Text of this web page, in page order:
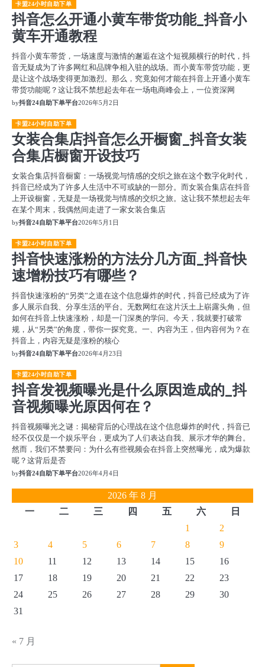
卡盟24小时自助下单
抖音怎么开通小黄车带货功能_抖音小
黄车开通教程
抖音小黄车带货，一场速度与激情的邂逅在这个短视频横行的时代，抖
音无疑成为了许多网红和品牌争相入驻的战场。而小黄车带货功能，更
是让这个战场变得更加激烈。那么，究竟如何才能在抖音上开通小黄车
带货功能呢？这让我不禁想起去年在一场电商峰会上，一位资深网
by抖音24自助下单平台2026年5月2日
卡盟24小时自助下单
女装合集店抖音怎么开橱窗_抖音女装
合集店橱窗开设技巧
女装合集店抖音橱窗：一场视觉与情感的交织之旅在这个数字化时代，
抖音已经成为了许多人生活中不可或缺的一部分。而女装合集店在抖音
上开设橱窗，无疑是一场视觉与情感的交织之旅。这让我不禁想起去年
在某个周末，我偶然间走进了一家女装合集店
by抖音24自助下单平台2026年5月1日
卡盟24小时自助下单
抖音快速涨粉的方法分几方面_抖音快
速增粉技巧有哪些？
抖音快速涨粉的“另类”之道在这个信息爆炸的时代，抖音已经成为了许
多人展示自我、分享生活的平台。无数网红在这片沃土上崭露头角，但
如何在抖音上快速涨粉，却是一门深奥的学问。今天，我就要打破常
规，从“另类”的角度，带你一探究竟。一、内容为王，但内容何为？在
抖音上，内容无疑是涨粉的核心
by抖音24自助下单平台2026年4月23日
卡盟24小时自助下单
抖音发视频曝光是什么原因造成的_抖
音视频曝光原因何在？
抖音视频曝光之谜：揭秘背后的心理战在这个信息爆炸的时代，抖音已
经不仅仅是一个娱乐平台，更成为了人们表达自我、展示才华的舞台。
然而，我们不禁要问：为什么有些视频会在抖音上突然曝光，成为爆款
呢？这背后是否
by抖音24自助下单平台2026年4月4日
2026 年 8 月
一
二 三 四 五 六
日
1
2
3
4 5 6 7 8
9
10
11 12 13 14 15
16
17
18 19 20 21 22
23
24
25 26 27 28 29
30
31
« 7 月